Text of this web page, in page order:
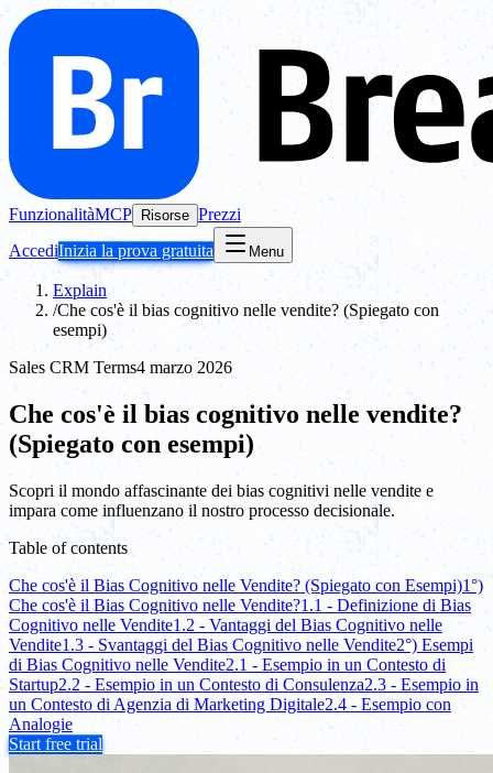
FunzionalitàMCP Risorse Prezzi
AccediInizia la prova gratuita Menu
Explain
/Che cos'è il bias cognitivo nelle vendite? (Spiegato con
esempi)
Sales CRM Terms4 marzo 2026
Che cos'è il bias cognitivo nelle vendite?
(Spiegato con esempi)
Scopri il mondo affascinante dei bias cognitivi nelle vendite e
impara come influenzano il nostro processo decisionale.
Table of contents
Che cos'è il Bias Cognitivo nelle Vendite? (Spiegato con Esempi)1°)
Che cos'è il Bias Cognitivo nelle Vendite?1.1 - Definizione di Bias
Cognitivo nelle Vendite1.2 - Vantaggi del Bias Cognitivo nelle
Vendite1.3 - Svantaggi del Bias Cognitivo nelle Vendite2°) Esempi
di Bias Cognitivo nelle Vendite2.1 - Esempio in un Contesto di
Startup2.2 - Esempio in un Contesto di Consulenza2.3 - Esempio in
un Contesto di Agenzia di Marketing Digitale2.4 - Esempio con
Analogie
Start free trial